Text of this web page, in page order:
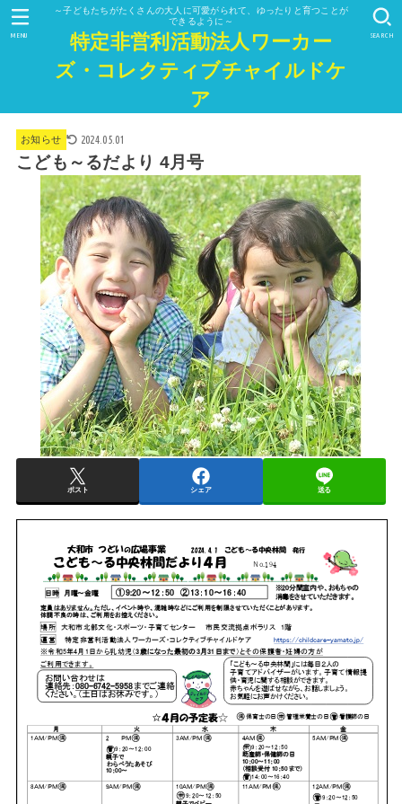
～子どもたちがたくさんの大人に可愛がられて、ゆったりと育つことが
できるように～
特定非営利活動法人ワーカー
ズ・コレクティブチャイルドケ
ア
SEARCH
MENU
お知らせ 2024.05.01
こども～るだより 4月号
ポスト シェア 送る